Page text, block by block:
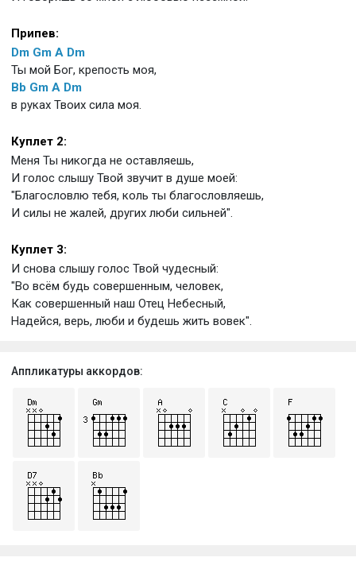
Припев:
Dm Gm A Dm
Ты мой Бог, крепость моя,
Bb Gm A Dm
в руках Твоих сила моя.
Куплет 2:
Меня Ты никогда не оставляешь,
И голос слышу Твой звучит в душе моей:
"Благословлю тебя, коль ты благословляешь,
И силы не жалей, других люби сильней".
Куплет 3:
И снова слышу голос Твой чудесный:
"Во всём будь совершенным, человек,
Как совершенный наш Отец Небесный,
Надейся, верь, люби и будешь жить вовек".
Аппликатуры аккордов: